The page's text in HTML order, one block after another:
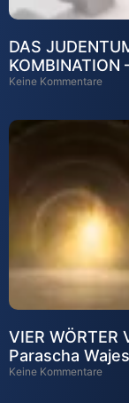
DAS
Keine Kommentare
VIER WÖRTER
Parascha
Keine Kommentare